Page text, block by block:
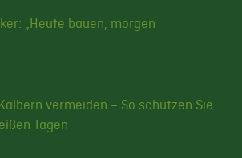
„Heute bauen, morgen
vermeiden – So schützen Sie
Tagen